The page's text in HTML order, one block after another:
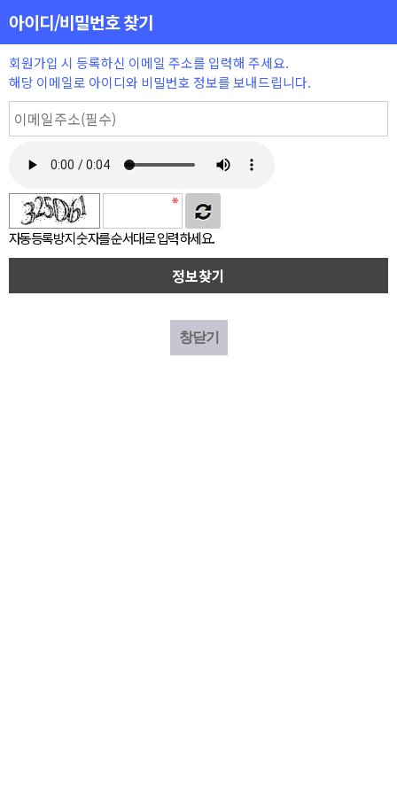
아이디/비밀번호 찾기
회원가입 시 등록하신 이메일 주소를 입력해 주세요.
해당 이메일로 아이디와 비밀번호 정보를 보내드립니다.
자동등록방지 숫자를 순서대로 입력하세요.
창닫기